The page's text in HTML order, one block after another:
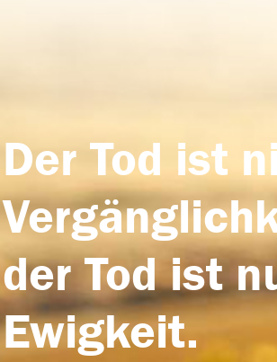
Der Tod ist
der Tod ist
Ewigkeit.